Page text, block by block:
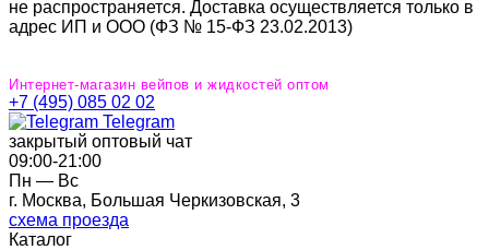
не распространяется. Доставка осуществляется только в
адрес ИП и ООО (ФЗ № 15-ФЗ 23.02.2013)
Интернет-магазин вейпов и жидкостей оптом
+7 (495) 085 02 02
Telegram
закрытый оптовый чат
09:00‐21:00
Пн — Вс
г. Москва, Большая Черкизовская, 3
схема проезда
Каталог